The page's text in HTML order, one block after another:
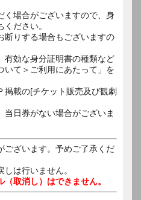
場合がございますので、身
ださい。
断りする場合もございますの
有効な身分証明書の種類など
いて＞ご利用にあたって」を
載の[チケット販売及び観劇
日券がない場合がございま
ございます。予めご了承くだ
しは行いません。
（取消し）はできません。